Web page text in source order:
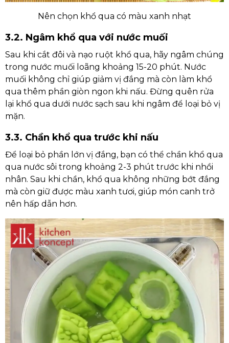
Nên chọn khổ qua có màu xanh nhạt
3.2. Ngâm khổ qua với nước muối
Sau khi cắt đôi và nạo ruột khổ qua, hãy ngâm chúng
trong nước muối loãng khoảng 15-20 phút. Nước
muối không chỉ giúp giảm vị đắng mà còn làm khổ
qua thêm phần giòn ngon khi nấu. Đừng quên rửa
lại khổ qua dưới nước sạch sau khi ngâm để loại bỏ vị
mặn.
3.3. Chần khổ qua trước khi nấu
Để loại bỏ phần lớn vị đắng, bạn có thể chần khổ qua
qua nước sôi trong khoảng 2-3 phút trước khi nhồi
nhân. Sau khi chần, khổ qua không những bớt đắng
mà còn giữ được màu xanh tươi, giúp món canh trở
nên hấp dẫn hơn.